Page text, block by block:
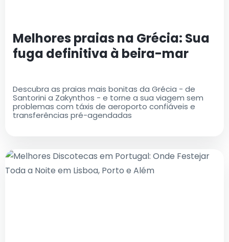
Melhores praias na Grécia: Sua
fuga definitiva à beira-mar
Descubra as praias mais bonitas da Grécia - de
Santorini a Zakynthos - e torne a sua viagem sem
problemas com táxis de aeroporto confiáveis e
transferências pré-agendadas